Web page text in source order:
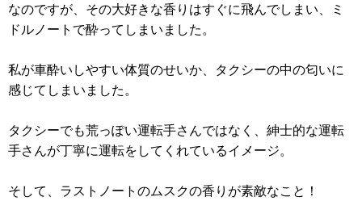
なのですが、その大好きな香りはすぐに飛んでしまい、ミ
ドルノートで酔ってしまいました。
私が車酔いしやすい体質のせいか、タクシーの中の匂いに
感じてしまいました。
タクシーでも荒っぽい運転手さんではなく、紳士的な運転
手さんが丁寧に運転をしてくれているイメージ。
そして、ラストノートのムスクの香りが素敵なこと！